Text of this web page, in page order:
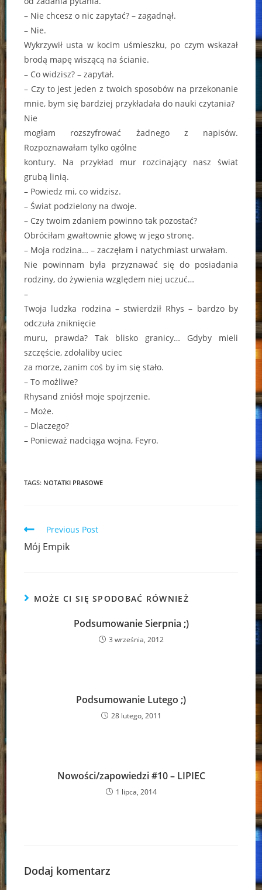
– Nie chcesz o nic zapytać? – zagadnął.
– Nie.
Wykrzywił usta w kocim uśmieszku, po czym wskazał
brodą mapę wiszącą na ścianie.
– Co widzisz? – zapytał.
– Czy to jest jeden z twoich sposobów na przekonanie
mnie, bym się bardziej przykładała do nauki czytania?
Nie
mogłam rozszyfrować żadnego z napisów.
Rozpoznawałam tylko ogólne
kontury. Na przykład mur rozcinający nasz świat
grubą linią.
– Powiedz mi, co widzisz.
– Świat podzielony na dwoje.
– Czy twoim zdaniem powinno tak pozostać?
Obróciłam gwałtownie głowę w jego stronę.
– Moja rodzina… – zaczęłam i natychmiast urwałam.
Nie powinnam była przyznawać się do posiadania
rodziny, do żywienia względem niej uczuć…
–
Twoja ludzka rodzina – stwierdził Rhys – bardzo by
odczuła zniknięcie
muru, prawda? Tak blisko granicy… Gdyby mieli
szczęście, zdołaliby uciec
za morze, zanim coś by im się stało.
– To możliwe?
Rhysand zniósł moje spojrzenie.
– Może.
– Dlaczego?
– Ponieważ nadciąga wojna, Feyro.
TAGS: NOTATKI PRASOWE
Read
articles
Previous Post
Mój Empik
MOŻE CI SIĘ SPODOBAĆ RÓWNIEŻ
Podsumowanie Sierpnia ;)
3 września, 2012
Podsumowanie Lutego ;)
28 lutego, 2011
Nowości/zapowiedzi #10 – LIPIEC
1 lipca, 2014
Dodaj komentarz